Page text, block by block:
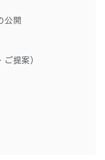
公開
提案）